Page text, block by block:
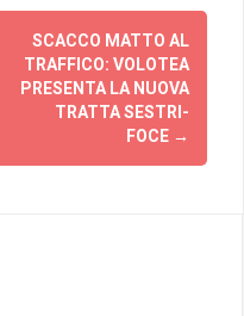
SCACCO MATTO AL
TRAFFICO: VOLOTEA
PRESENTA LA NUOVA
TRATTA SESTRI-
FOCE →